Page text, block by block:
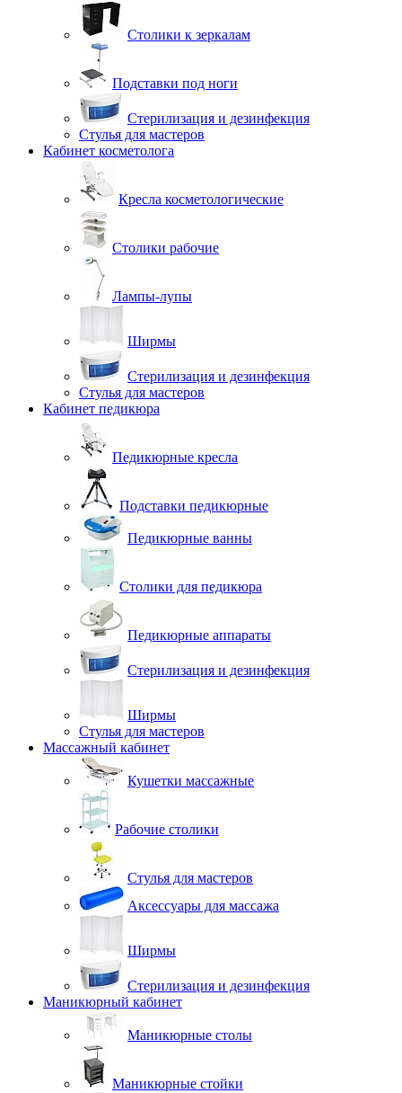
Столики к зеркалам
Подставки под ноги
Стерилизация и дезинфекция
Стулья для мастеров
Кабинет косметолога
Кресла косметологические
Столики рабочие
Лампы-лупы
Ширмы
Стерилизация и дезинфекция
Стулья для мастеров
Кабинет педикюра
Педикюрные кресла
Подставки педикюрные
Педикюрные ванны
Столики для педикюра
Педикюрные аппараты
Стерилизация и дезинфекция
Ширмы
Стулья для мастеров
Массажный кабинет
Кушетки массажные
Рабочие столики
Стулья для мастеров
Аксессуары для массажа
Ширмы
Стерилизация и дезинфекция
Маникюрный кабинет
Маникюрные столы
Маникюрные стойки